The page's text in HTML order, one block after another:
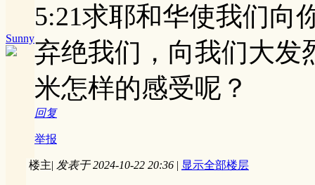
Sunny
5:21求耶和华使我们向
弃绝我们，向我们大发
米怎样的感受呢？
回复
举报
楼主| 发表于 2024-10-22 20:36 | 显示全部楼层